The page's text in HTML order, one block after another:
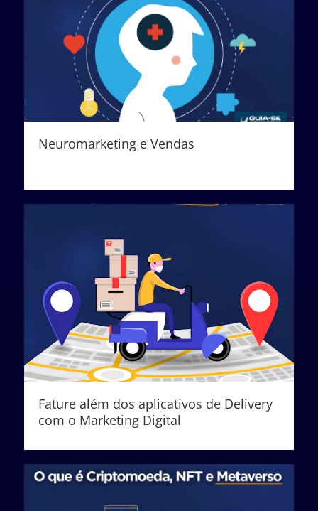
Neuromarketing e Vendas
Fature além dos aplicativos de Delivery
com o Marketing Digital